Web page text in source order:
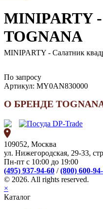
MINIPARTY -
TOGNANA
MINIPARTY - Салатник
По запросу
Артикул: MY0AN830000
О БРЕНДЕ
109052, Москва
ул. Нижегородская, 29-33,
Пн-пт с 10:00 до 19:00
(495) 937-94-60 /(800) 600-
© 2026. All rights reserved.
×
Каталог